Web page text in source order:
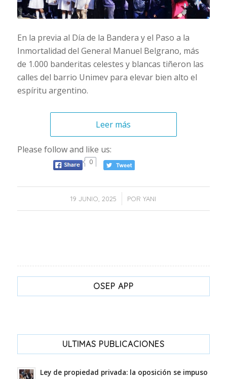
En la previa al Día de la Bandera y el Paso a la
Inmortalidad del General Manuel Belgrano, más
de 1.000 banderitas celestes y blancas tiñeron las
calles del barrio Unimev para elevar bien alto el
espíritu argentino.
Leer más
Please follow and like us:
0
19 JUNIO, 2025
/ PORYANI
OSEP APP
ULTIMAS PUBLICACIONES
Ley de propiedad privada: la oposición se impuso